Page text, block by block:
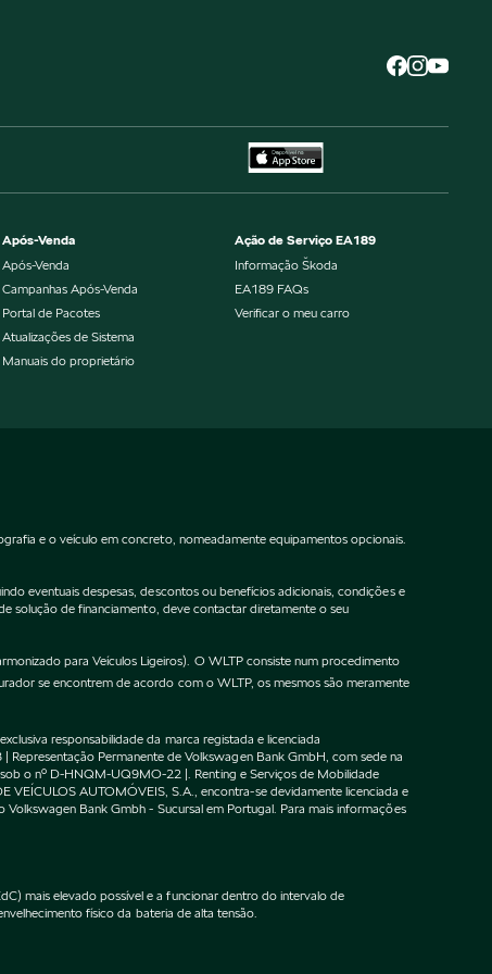
Após-Venda
Após-Venda
Campanhas Após-Venda
Portal de Pacotes
Atualizações de Sistema
Manuais do proprietário
Ação de Serviço EA189
Informação Škoda
EA189 FAQs
Verificar o meu carro
e o veículo em concreto, nomeadamente equipamentos opcionais.
eventuais despesas, descontos ou benefícios adicionais, condições e
solução de financiamento, deve contactar diretamente o seu
para Veículos Ligeiros). O WLTP consiste num procedimento
se encontrem de acordo com o WLTP, os mesmos são meramente
responsabilidade da marca registada e licenciada
Permanente de Volkswagen Bank GmbH, com sede na
o nº D-HNQM-UQ9MO-22 |. Renting e Serviços de Mobilidade
VEÍCULOS AUTOMÓVEIS, S.A., encontra-se devidamente licenciada e
Bank Gmbh - Sucursal em Portugal. Para mais informações
mais elevado possível e a funcionar dentro do intervalo de
físico da bateria de alta tensão.